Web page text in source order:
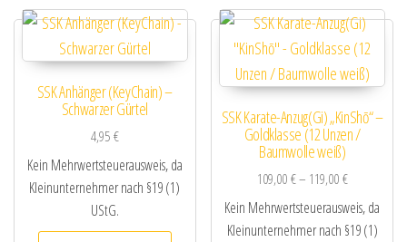
SSK Anhänger (KeyChain) –
Schwarzer Gürtel
4,95€
Kein Mehrwertsteuerausweis, da
Kleinunternehmer nach §19 (1)
UStG.
SSK Karate-Anzug(Gi) „KinShō“ –
Goldklasse (12 Unzen /
Baumwolle weiß)
109,00€– 119,00€
Kein Mehrwertsteuerausweis, da
Kleinunternehmer nach §19 (1)